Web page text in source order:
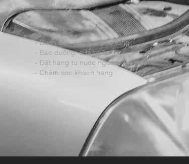
- Buôn bán các loại phụ tùng
- Bảo dưỡng; sửa chữa
- Đặt hàng từ nước ngoài
- Chăm sóc khách hàng